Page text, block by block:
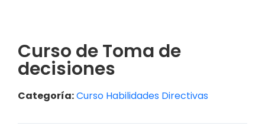
Curso de Toma de
decisiones
Categoría:Curso Habilidades Directivas